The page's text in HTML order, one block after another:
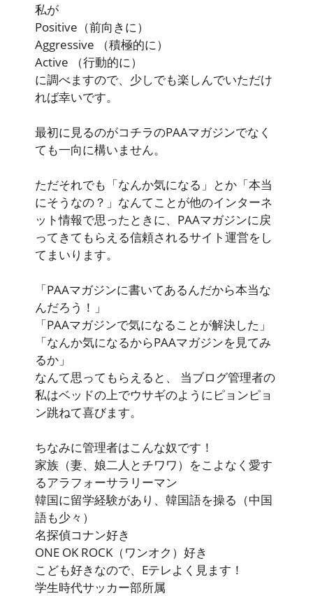
私が
Positive （前向きに）
Aggressive
（積極的に）
Active
（行動的に）
に調べますので、少しでも楽しんでいただけ
れば幸いです。
最初に見るのがコチラのPAAマガジンでなく
ても一向に構いません。
ただそれでも「なんか気になる」とか「本当
にそうなの？」なんてことが他のインターネ
ット情報で思ったときに、PAAマガジンに戻
ってきてもらえる信頼されるサイト運営をし
てまいります。
「PAAマガジンに書いてあるんだから本当な
んだろう！」
「PAAマガジンで気になることが解決した」
「なんか気になるからPAAマガジンを見てみ
るか」
なんて思ってもらえると、 当ブログ管理者の
私はベッドの上でウサギのようにピョンピョ
ン跳ねて喜びます。
ちなみに管理者はこんな奴です！
家族（妻、娘二人とチワワ）をこよなく愛す
るアラフォーサラリーマン
韓国に留学経験があり、韓国語を操る（中国
語も少々）
名探偵コナン好き
ONE OK ROCK（ワンオク）好き
こども好きなので、Eテレよく見ます！
学生時代サッカー部所属